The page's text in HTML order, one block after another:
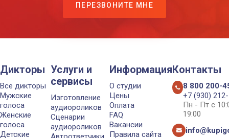
ПЕРЕЗВОНИТЕ МНЕ
Дикторы
Все дикторы
Мужские
голоса
Женские
голоса
Детские
Услуги и
сервисы
Изготовление
аудиороликов
Сценарии
аудиороликов
Информация
О студии
Цены
Оплата
FAQ
Вакансии
Правила сайта
Контакты
8 800 200-
+7 (930)
Пн - Пт с
19:00